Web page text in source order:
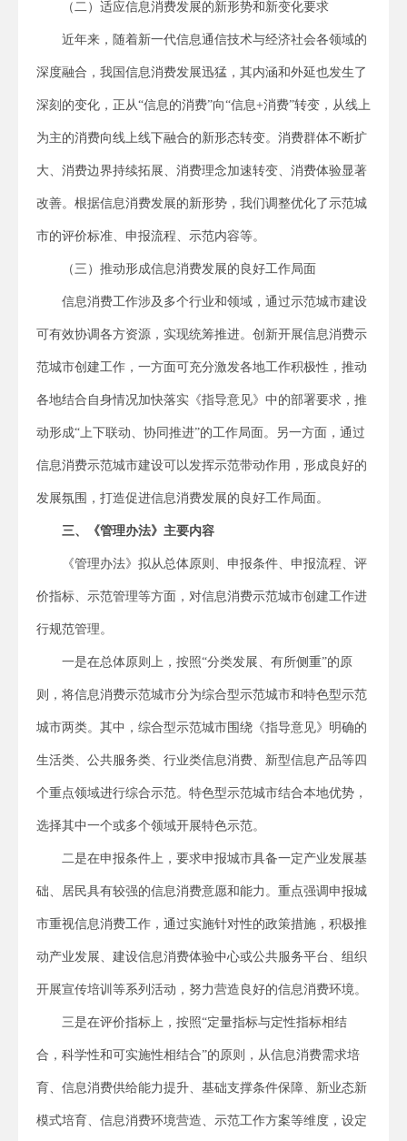
（二）适应信息消费发展的新形势和新变化要求
近年来，随着新一代信息通信技术与经济社会各领域的
深度融合，我国信息消费发展迅猛，其内涵和外延也发生了
深刻的变化，正从“信息的消费”向“信息+消费”转变，从线上
为主的消费向线上线下融合的新形态转变。消费群体不断扩
大、消费边界持续拓展、消费理念加速转变、消费体验显著
改善。根据信息消费发展的新形势，我们调整优化了示范城
市的评价标准、申报流程、示范内容等。
（三）推动形成信息消费发展的良好工作局面
信息消费工作涉及多个行业和领域，通过示范城市建设
可有效协调各方资源，实现统筹推进。创新开展信息消费示
范城市创建工作，一方面可充分激发各地工作积极性，推动
各地结合自身情况加快落实《指导意见》中的部署要求，推
动形成“上下联动、协同推进”的工作局面。另一方面，通过
信息消费示范城市建设可以发挥示范带动作用，形成良好的
发展氛围，打造促进信息消费发展的良好工作局面。
三、《管理办法》主要内容
《管理办法》拟从总体原则、申报条件、申报流程、评
价指标、示范管理等方面，对信息消费示范城市创建工作进
行规范管理。
一是在总体原则上，按照“分类发展、有所侧重”的原
则，将信息消费示范城市分为综合型示范城市和特色型示范
城市两类。其中，综合型示范城市围绕《指导意见》明确的
生活类、公共服务类、行业类信息消费、新型信息产品等四
个重点领域进行综合示范。特色型示范城市结合本地优势，
选择其中一个或多个领域开展特色示范。
二是在申报条件上，要求申报城市具备一定产业发展基
础、居民具有较强的信息消费意愿和能力。重点强调申报城
市重视信息消费工作，通过实施针对性的政策措施，积极推
动产业发展、建设信息消费体验中心或公共服务平台、组织
开展宣传培训等系列活动，努力营造良好的信息消费环境。
三是在评价指标上，按照“定量指标与定性指标相结
合，科学性和可实施性相结合”的原则，从信息消费需求培
育、信息消费供给能力提升、基础支撑条件保障、新业态新
模式培育、信息消费环境营造、示范工作方案等维度，设定